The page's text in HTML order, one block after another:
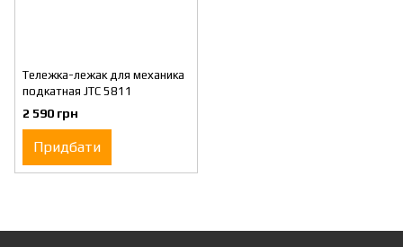
Тележка-лежак для механика
подкатная JTC 5811
2 590 грн
Придбати